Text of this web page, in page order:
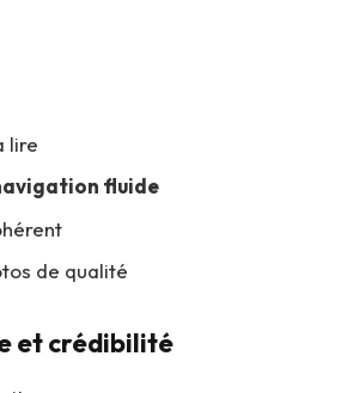
lire
fluide
de qualité
et crédibilité